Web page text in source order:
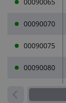
00090070
00090075
00090080